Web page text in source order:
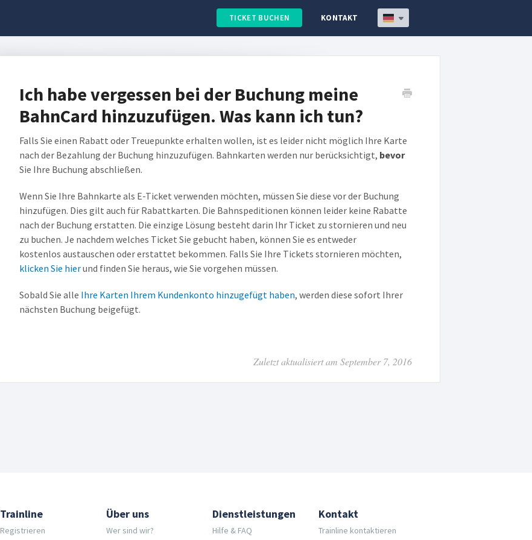
TICKET BUCHEN KONTAKT
Ich habe vergessen bei der Buchung meine
BahnCard hinzuzufügen. Was kann ich tun?
Falls Sie einen Rabatt oder Treuepunkte erhalten wollen, ist es leider nicht möglich Ihre Karte
nach der Bezahlung der Buchung hinzuzufügen. Bahnkarten werden nur berücksichtigt, bevor
Sie Ihre Buchung abschließen.
Wenn Sie Ihre Bahnkarte als E-Ticket verwenden möchten, müssen Sie diese vor der Buchung
hinzufügen. Dies gilt auch für Rabattkarten. Die Bahnspeditionen können leider keine Rabatte
nach der Buchung erstatten. Die einzige Lösung besteht darin Ihr Ticket zu stornieren und neu
zu buchen. Je nachdem welches Ticket Sie gebucht haben, können Sie es entweder
kostenlos austauschen oder erstattet bekommen. Falls Sie Ihre Tickets stornieren möchten,
klicken Sie hierund finden Sie heraus, wie Sie vorgehen müssen.
Sobald Sie alle Ihre Karten Ihrem Kundenkonto hinzugefügt haben, werden diese sofort Ihrer
nächsten Buchung beigefügt.
Zuletzt aktualisiert am September 7, 2016
Trainline
Registrieren
Über uns
Wer sind wir?
Dienstleistungen
Hilfe & FAQ
Kontakt
Trainline kontaktieren